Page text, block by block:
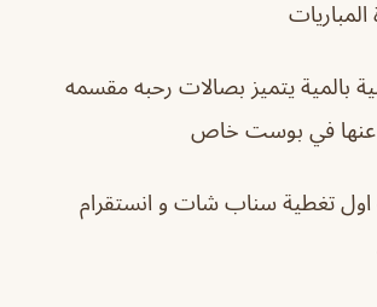
بالمية يتميز بصالات رحبه مقسمه
عنها في بوست خاص
اول تغطية سناب شات و انستقرام